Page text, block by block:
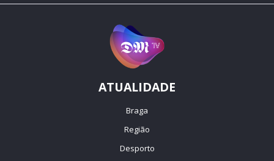
ATUALIDADE
Braga
Região
Desporto